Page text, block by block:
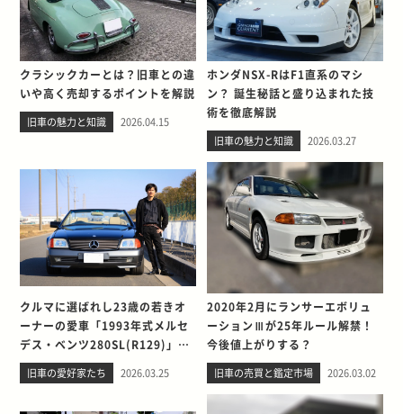
クラシックカーとは？旧車との違
いや高く売却するポイントを解説
旧車の魅力と知識 2026.04.15
ホンダNSX-RはF1直系のマシ
ン？ 誕生秘話と盛り込まれた技
術を徹底解説
旧車の魅力と知識 2026.03.27
クルマに選ばれし23歳の若きオ
ーナーの愛車「1993年式メルセ
デス・ベンツ280SL(R129)」と
の出会い。そして別れを考える
旧車の愛好家たち 2026.03.25
2020年2月にランサーエボリュ
ーションⅢが25年ルール解禁！
今後値上がりする？
旧車の売買と鑑定市場 2026.03.02